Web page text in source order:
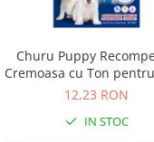
Churu Puppy
Cremoasa cu Ton
12,23 RON
IN STOC